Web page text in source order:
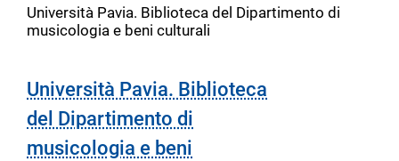
Università Pavia. Biblioteca del Dipartimento di
musicologia e beni culturali
Università Pavia. Biblioteca
del Dipartimento di
musicologia e beni